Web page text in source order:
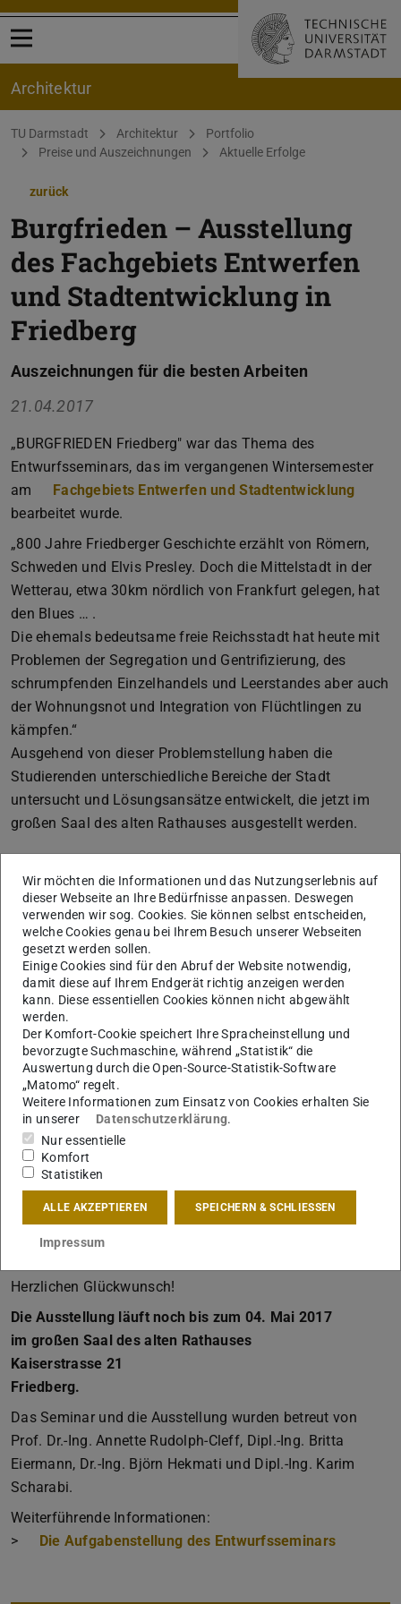
Menü öffnen
Architektur
Sie befinden sich hier:
TU Darmstadt Architektur
Portfolio
Preise und Auszeichnungen
Aktuelle Erfolge
zurück
Burgfrieden – Ausstellung
des Fachgebiets Entwerfen
und Stadtentwicklung in
Friedberg
Auszeichnungen für die besten Arbeiten
21.04.2017
„BURGFRIEDEN Friedberg" war das Thema des
Entwurfsseminars, das im vergangenen Wintersemester
am
Fachgebiets Entwerfen und Stadtentwicklung
bearbeitet wurde.
„800 Jahre Friedberger Geschichte erzählt von Römern,
Schweden und Elvis Presley. Doch die Mittelstadt in der
Wetterau, etwa 30km nördlich von Frankfurt gelegen, hat
den Blues … .
Die ehemals bedeutsame freie Reichsstadt hat heute mit
Problemen der Segregation und Gentrifizierung, des
schrumpfenden Einzelhandels und Leerstandes aber auch
der Wohnungsnot und Integration von Flüchtlingen zu
kämpfen.“
Ausgehend von dieser Problemstellung haben die
Studierenden unterschiedliche Bereiche der Stadt
untersucht und Lösungsansätze entwickelt, die jetzt im
großen Saal des alten Rathauses ausgestellt werden.
Eröffnung der Ausstellung. Foto: Magnus Reich
Zurück
Während der Eröffnung am 21. April hatte das Publikum
die Möglichkeit für den besten Entwurf abzustimmen.
Anerkennungen erhielten Dina Elgindi und Nina Rettig
Herzlichen Glückwunsch!
Die Ausstellung läuft noch bis zum 04. Mai 2017
im großen Saal des alten Rathauses
Kaiserstrasse 21
Friedberg.
Das Seminar und die Ausstellung wurden betreut von
Prof. Dr.-Ing. Annette Rudolph-Cleff, Dipl.-Ing. Britta
Eiermann, Dr.-Ing. Björn Hekmati und Dipl.-Ing. Karim
Scharabi.
Weiterführende Informationen:
>
Die Aufgabenstellung des Entwurfsseminars
Wir möchten die Informationen und das Nutzungserlebnis auf
dieser Webseite an Ihre Bedürfnisse anpassen. Deswegen
verwenden wir sog. Cookies. Sie können selbst entscheiden,
welche Cookies genau bei Ihrem Besuch unserer Webseiten
gesetzt werden sollen.
Einige Cookies sind für den Abruf der Website notwendig,
damit diese auf Ihrem Endgerät richtig anzeigen werden
kann. Diese essentiellen Cookies können nicht abgewählt
werden.
Der Komfort-Cookie speichert Ihre Spracheinstellung und
bevorzugte Suchmaschine, während „Statistik“ die
Auswertung durch die Open-Source-Statistik-Software
„Matomo“ regelt.
Weitere Informationen zum Einsatz von Cookies erhalten Sie
in unserer
Datenschutzerklärung.
Nur essentielle
Komfort
Statistiken
ALLE AKZEPTIEREN SPEICHERN & SCHLIESSEN
Impressum